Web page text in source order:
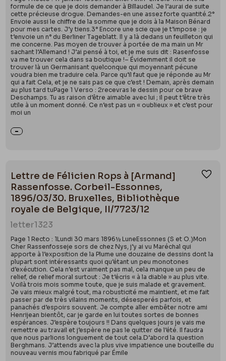
formule de ce que je dois demander à Billaudel. Je l’aurai de suite
cette précieuse drogue. Demandes-en une assez forte quantité.2°
Envoie aussi le chiffre de la somme que je dois à la Maison Bénard
pour mes cartes. J’y tiens.3° Encore une scie que je t’impose : je
t’envoie un n° du Berliner Tageblatt. Il y a là dedans un feuilleton qui
me concerne. Pas moyen de trouver à portée de ma main un Mr
sachant l’Allemand ! J’ai pensé à toi, et je me suis dit : Rasenfosse
va me trouver cela dans sa boutique !– Évidemment il doit se
trouver là un Germanisant quelconque qui moyennant pécune
voudra bien me traduire cela. Parce qu’il faut que je réponde au Mr
qui a fait Cela, et je ne sais pas ce que c’est ! Demain, après demain
au plus tard tuPage 1 Verso : 2recevras le dessin pour ce brave
Deschamps. Tu as raison d’être aimable avec lui ; il peut t’être très
utile à un moment donné. Ce n’est pas un « oublieux » et c’est pour
moi un
Lettre de Félicien Rops à [Armand]
Rassenfosse. Corbeil-Essonnes,
1896/03/30. Bruxelles, Bibliothèque
royale de Belgique, II/7723/12
letter1323
Page 1 Recto : 1Lundi 30 mars 1896½ LuneEssonnes (S et O.)Mon
Cher Rassenfosseje sors de chez Nys, j’y ai vu Maréchal qui
apporte à l’exposition de la Plume une douzaine de dessins dont la
plupart sont intéressants quoi qu’étant un peu monotones
d’exécution. Cela n’est vraiment pas mal, cela manque un peu de
relief, de relief moral surtout : Je t’écris « à la diable » au plus vite.
Voilà trois mois somme toute, que je suis malade et gravement.
Je vais mieux malgré tout, ma robusticité me maintient, et me fait
passer par de très vilains moments, désesperés parfois, et
panachés d’espoirs souvent. Je compte aller embêter notre ami
Henrijean bientôt, car je garde en lui toutes sortes de bonnes
espérances. J’espère toujours !! Dans quelques jours je vais me
remettre au travail et j’espère ne pas le quitter de l’été. Il faudra
que nous parlions longuement de tout cela.D’abord la question
Berghmans. J’attends avec la plus vive impatience une bouteille du
nouveau vernis mou fabriqué par Émile